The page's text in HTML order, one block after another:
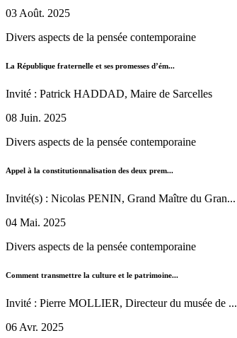
03 Août. 2025
Divers aspects de la pensée contemporaine
La République fraternelle et ses promesses d’ém...
Invité : Patrick HADDAD, Maire de Sarcelles
08 Juin. 2025
Divers aspects de la pensée contemporaine
Appel à la constitutionnalisation des deux prem...
Invité(s) : Nicolas PENIN, Grand Maître du Gran...
04 Mai. 2025
Divers aspects de la pensée contemporaine
Comment transmettre la culture et le patrimoine...
Invité : Pierre MOLLIER, Directeur du musée de ...
06 Avr. 2025